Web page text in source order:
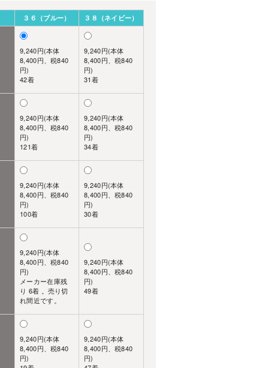
３６（ブルー） ３８（ネイビー）
9,240円(本体
8,400円、税840
円)
42着
9,240円(本体
8,400円、税840
円)
31着
9,240円(本体
8,400円、税840
円)
121着
9,240円(本体
8,400円、税840
円)
34着
9,240円(本体
8,400円、税840
円)
100着
9,240円(本体
8,400円、税840
円)
30着
9,240円(本体
8,400円、税840
円)
メーカー在庫残
り 6着 。売り切
れ間近です。
9,240円(本体
8,400円、税840
円)
49着
9,240円(本体
8,400円、税840
円)
9,240円(本体
8,400円、税840
円)